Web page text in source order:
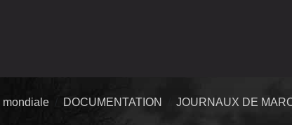
mondiale DOCUMENTATION JOURNAUX DE